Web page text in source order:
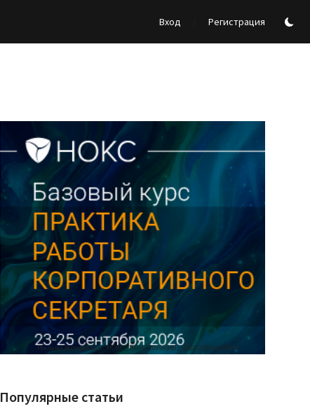
Вход Регистрация
Реклама Ассоциации "НОКС", ИНН 7709980401, ERID:2SDnjdY5NTb
Популярные статьи